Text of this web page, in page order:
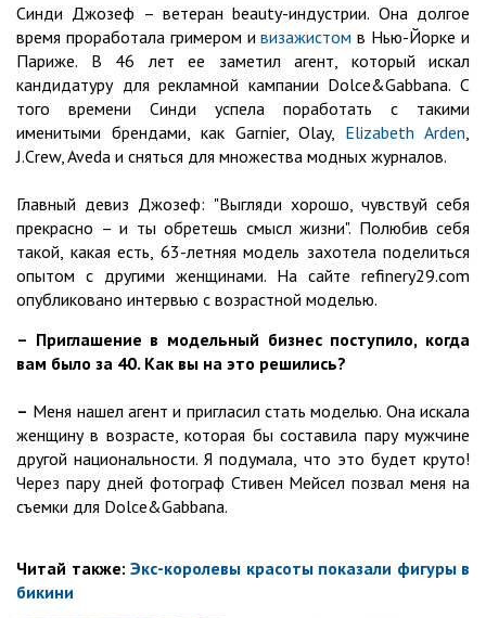
Синди Джозеф – ветеран beauty-индустрии. Она долгое
время проработала гримером ивизажистом в Нью-Йорке и
Париже. В 46 лет ее заметил агент, который искал
кандидатуру для рекламной кампании Dolce&Gabbana. С
того времени Синди успела поработать с такими
именитыми брендами, как Garnier, Olay, Elizabeth Arden
J.Crew, Aveda и сняться для множества модных журналов.
Главный девиз Джозеф: "Выгляди хорошо, чувствуй себя
прекрасно – и ты обретешь смысл жизни". Полюбив себя
такой, какая есть, 63-летняя модель захотела поделиться
опытом с другими женщинами. На сайте refinery29.com
опубликовано интервью с возрастной моделью.
– Приглашение в модельный бизнес поступило, когда
вам было за 40. Как вы на это решились?
– Меня нашел агент и пригласил стать моделью. Она искала
женщину в возрасте, которая бы составила пару мужчине
другой национальности. Я подумала, что это будет круто!
Через пару дней фотограф Стивен Мейсел позвал меня на
съемки для Dolce&Gabbana.
Читай также: Экс-королевы красоты показали фигуры в
бикини